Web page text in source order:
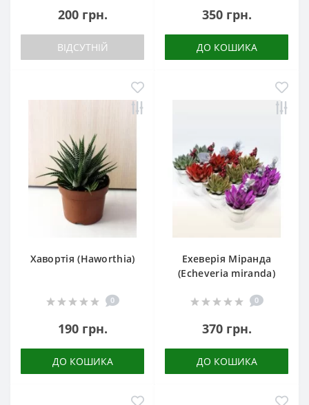
200 грн.
ВІДСУТНІЙ
350 грн.
ДО КОШИКА
Хавортія (Haworthia)
0
190 грн.
ДО КОШИКА
Ехеверія Міранда
(Echeveria miranda)
0
370 грн.
ДО КОШИКА